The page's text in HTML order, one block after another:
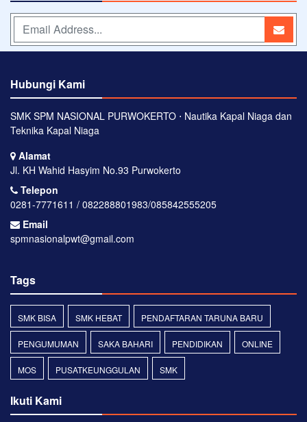
Hubungi Kami
SMK SPM NASIONAL PURWOKERTO ⋅ Nautika Kapal Niaga dan
Teknika Kapal Niaga
Alamat
Jl. KH Wahid Hasyim No.93 Purwokerto
Telepon
0281-7771611 / 082288801983/085842555205
Email
spmnasionalpwt@gmail.com
Tags
SMK BISA SMK HEBAT PENDAFTARAN TARUNA BARU
PENGUMUMAN SAKA BAHARI PENDIDIKAN ONLINE
MOS PUSATKEUNGGULAN SMK
Ikuti Kami